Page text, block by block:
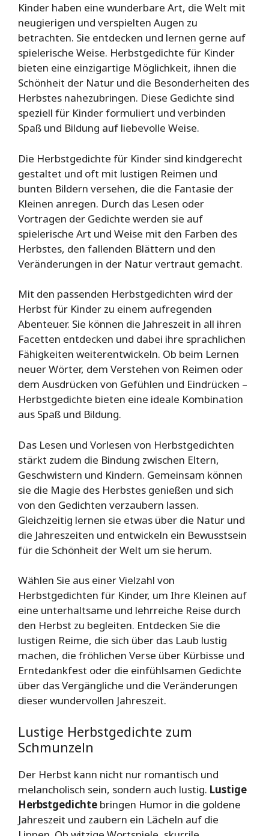
Kinder haben eine wunderbare Art, die Welt mit
neugierigen und verspielten Augen zu
betrachten. Sie entdecken und lernen gerne auf
spielerische Weise. Herbstgedichte für Kinder
bieten eine einzigartige Möglichkeit, ihnen die
Schönheit der Natur und die Besonderheiten des
Herbstes nahezubringen. Diese Gedichte sind
speziell für Kinder formuliert und verbinden
Spaß und Bildung auf liebevolle Weise.
Die Herbstgedichte für Kinder sind kindgerecht
gestaltet und oft mit lustigen Reimen und
bunten Bildern versehen, die die Fantasie der
Kleinen anregen. Durch das Lesen oder
Vortragen der Gedichte werden sie auf
spielerische Art und Weise mit den Farben des
Herbstes, den fallenden Blättern und den
Veränderungen in der Natur vertraut gemacht.
Mit den passenden Herbstgedichten wird der
Herbst für Kinder zu einem aufregenden
Abenteuer. Sie können die Jahreszeit in all ihren
Facetten entdecken und dabei ihre sprachlichen
Fähigkeiten weiterentwickeln. Ob beim Lernen
neuer Wörter, dem Verstehen von Reimen oder
dem Ausdrücken von Gefühlen und Eindrücken –
Herbstgedichte bieten eine ideale Kombination
aus Spaß und Bildung.
Das Lesen und Vorlesen von Herbstgedichten
stärkt zudem die Bindung zwischen Eltern,
Geschwistern und Kindern. Gemeinsam können
sie die Magie des Herbstes genießen und sich
von den Gedichten verzaubern lassen.
Gleichzeitig lernen sie etwas über die Natur und
die Jahreszeiten und entwickeln ein Bewusstsein
für die Schönheit der Welt um sie herum.
Wählen Sie aus einer Vielzahl von
Herbstgedichten für Kinder, um Ihre Kleinen auf
eine unterhaltsame und lehrreiche Reise durch
den Herbst zu begleiten. Entdecken Sie die
lustigen Reime, die sich über das Laub lustig
machen, die fröhlichen Verse über Kürbisse und
Erntedankfest oder die einfühlsamen Gedichte
über das Vergängliche und die Veränderungen
dieser wundervollen Jahreszeit.
Lustige Herbstgedichte zum
Schmunzeln
Der Herbst kann nicht nur romantisch und
melancholisch sein, sondern auch lustig. Lustige
Herbstgedichte bringen Humor in die goldene
Jahreszeit und zaubern ein Lächeln auf die